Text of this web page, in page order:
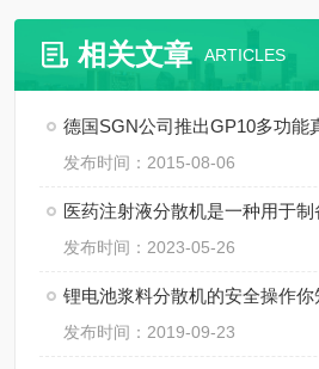
相关文章 ARTICLES
德国SGN公司推出GP10多功能
发布时间：2015-08-06
医药注射液分散机是一种用于
发布时间：2023-05-26
锂电池浆料分散机的安全操作你
发布时间：2019-09-23